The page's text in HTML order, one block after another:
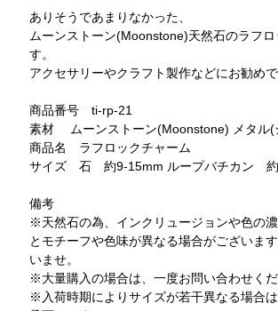
ありそうであまりなかった、
ムーンストーン(Moonstone)天然石のラフ
す。
アクセサリーやクラフト製作などにお勧めで
商品番号 ti-rp-21
素材 ムーンストーン(Moonstone) メタル(
商品名 ラフロックチャーム
サイズ 石 約9-15mm ループバチカン
備考
※天然石の為、インクリュージョンや色の
とモチーフや色味が異なる場合がございま
いませ。
※大量購入の場合は、一度お問い合わせくだ
※入荷時期によりサイズが若干異なる場合